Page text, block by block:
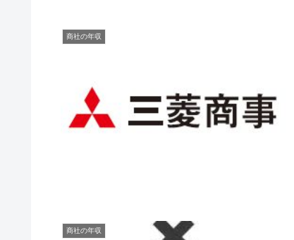
商社の年収
商社の年収